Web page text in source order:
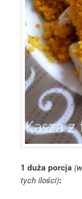
1 duża porcja
tych ilości):